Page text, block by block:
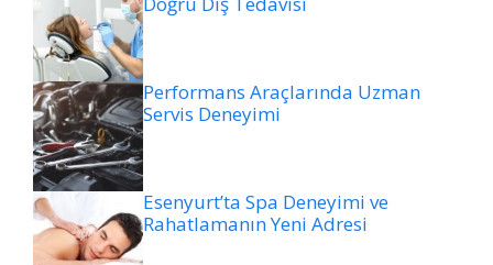
Performans Araçlarında Uzman
Servis Deneyimi
Esenyurt’ta Spa Deneyimi ve
Rahatlamanın Yeni Adresi